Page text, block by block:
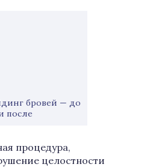
бровей — до
после
процедура,
целостности